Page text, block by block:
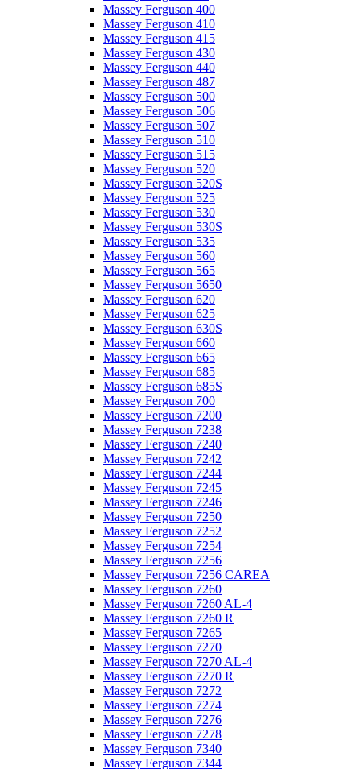
Massey Ferguson 400
Massey Ferguson 410
Massey Ferguson 415
Massey Ferguson 430
Massey Ferguson 440
Massey Ferguson 487
Massey Ferguson 500
Massey Ferguson 506
Massey Ferguson 507
Massey Ferguson 510
Massey Ferguson 515
Massey Ferguson 520
Massey Ferguson 520S
Massey Ferguson 525
Massey Ferguson 530
Massey Ferguson 530S
Massey Ferguson 535
Massey Ferguson 560
Massey Ferguson 565
Massey Ferguson 5650
Massey Ferguson 620
Massey Ferguson 625
Massey Ferguson 630S
Massey Ferguson 660
Massey Ferguson 665
Massey Ferguson 685
Massey Ferguson 685S
Massey Ferguson 700
Massey Ferguson 7200
Massey Ferguson 7238
Massey Ferguson 7240
Massey Ferguson 7242
Massey Ferguson 7244
Massey Ferguson 7245
Massey Ferguson 7246
Massey Ferguson 7250
Massey Ferguson 7252
Massey Ferguson 7254
Massey Ferguson 7256
Massey Ferguson 7256 CAREA
Massey Ferguson 7260
Massey Ferguson 7260 AL-4
Massey Ferguson 7260 R
Massey Ferguson 7265
Massey Ferguson 7270
Massey Ferguson 7270 AL-4
Massey Ferguson 7270 R
Massey Ferguson 7272
Massey Ferguson 7274
Massey Ferguson 7276
Massey Ferguson 7278
Massey Ferguson 7340
Massey Ferguson 7344